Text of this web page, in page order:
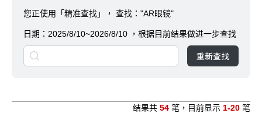
您正使用「精准查找」， 查找："AR眼镜"
日期： 2025/8/10~2026/8/10 ，根据目前结果做进一步查找
重新查找
结果共 54 笔，目前显示 1-20 笔